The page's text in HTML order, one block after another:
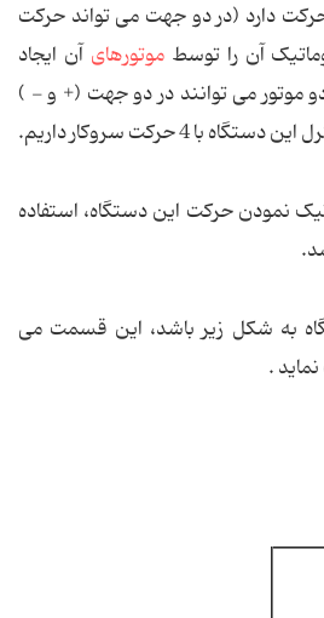
دارد (در دو جهت می تواند حركت
آن را توسطموتورهای آن ایجاد
موتور می توانند در دو جهت (+ و - )
با 4 حركت سروكار داریم.
نمودن حركت این دستگاه، استفاده
به شكل زیر باشد، این قسمت می